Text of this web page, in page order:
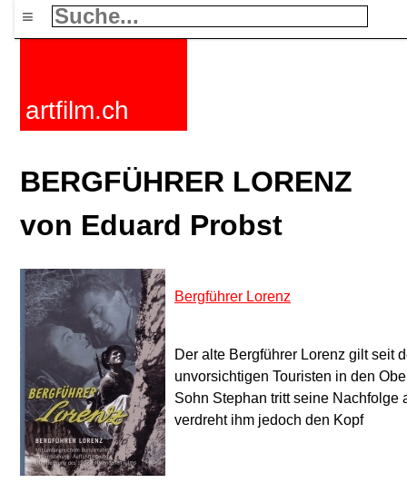
≡
artfilm.ch
BERGFÜHRER LORENZ
von Eduard Probst
Bergführer Lorenz
Der alte Bergführer Lorenz gilt seit
unvorsichtigen Touristen in den
Sohn Stephan tritt seine Nachfolge
verdreht ihm jedoch den Kopf